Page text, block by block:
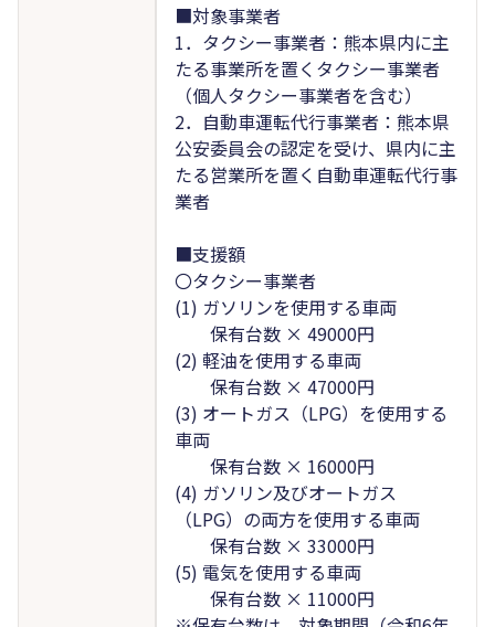
■対象事業者
1．タクシー事業者：熊本県内に主
たる事業所を置くタクシー事業者
（個人タクシー事業者を含む）
2．自動車運転代行事業者：熊本県
公安委員会の認定を受け、県内に主
たる営業所を置く自動車運転代行事
業者
■支援額
〇タクシー事業者
(1) ガソリンを使用する車両
保有台数 × 49000円
(2) 軽油を使用する車両
保有台数 × 47000円
(3) オートガス（LPG）を使用する
車両
保有台数 × 16000円
(4) ガソリン及びオートガス
（LPG）の両方を使用する車両
保有台数 × 33000円
(5) 電気を使用する車両
保有台数 × 11000円